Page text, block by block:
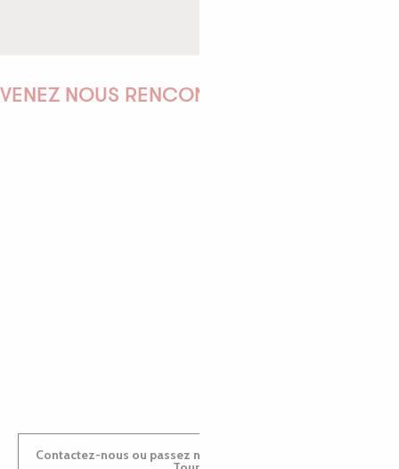
VENEZ NOUS RENCONTRER !
Contactez-nous ou passez nous voir dans nos Offices de